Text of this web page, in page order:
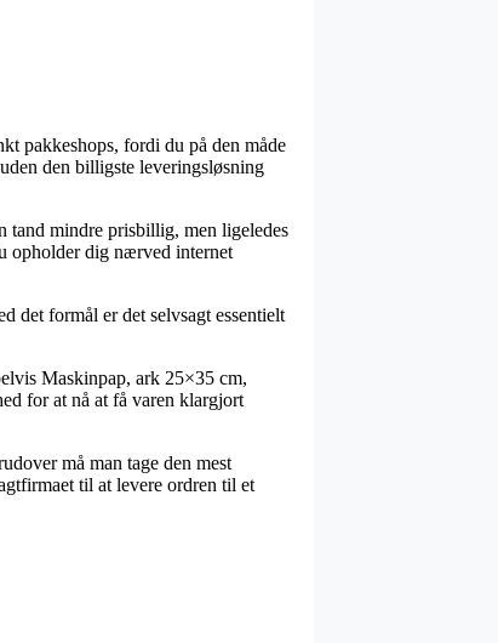
pakkeshops, fordi du på den måde
den billigste leveringsløsning
tand mindre prisbillig, men ligeledes
opholder dig nærved internet
det formål er det selvsagt essentielt
Maskinpap, ark 25×35 cm,
for at nå at få varen klargjort
må man tage den mest
til at levere ordren til et